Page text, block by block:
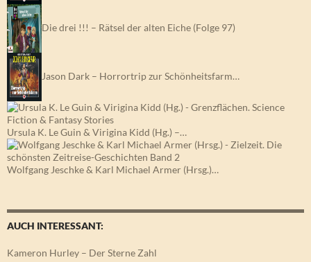
Die drei !!! – Rätsel der alten Eiche (Folge 97)
Jason Dark – Horrortrip zur Schönheitsfarm…
Ursula K. Le Guin & Virigina Kidd (Hg.) –…
Wolfgang Jeschke & Karl Michael Armer (Hrsg.)…
AUCH INTERESSANT:
Kameron Hurley – Der Sterne Zahl